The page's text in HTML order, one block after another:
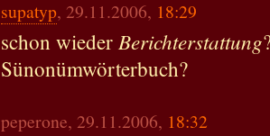
supatyp, 29.11.2006, 18:29
schon wieder Berichterstattung
Sünonümwörterbuch?
peperone, 29.11.2006, 18:32